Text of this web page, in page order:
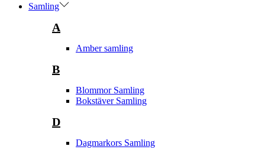
Samling
A
Amber samling
B
Blommor Samling
Bokstäver Samling
D
Dagmarkors Samling